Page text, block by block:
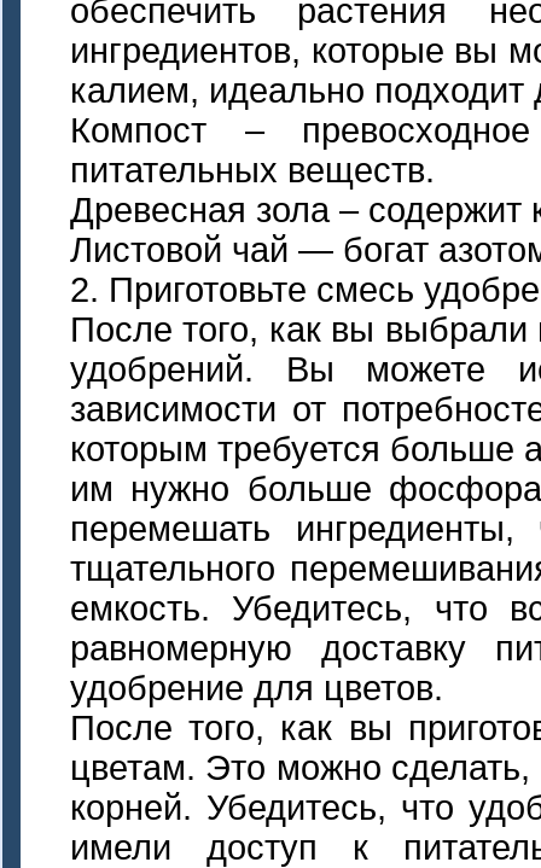
обеспечить растения
ингредиентов, которые вы
калием, идеально подходит
Компост –
питательных веществ.
Древесная зола –
Листовой чай — богат
2. Приготовьте смесь
После того, как вы
удобрений. Вы можете
зависимости от
которым требуется больше
им нужно больше
перемешать
тщательного
емкость. Убедитесь, что
равномерную доставку
удобрение для цветов.
После того, как вы
цветам. Это можно
корней. Убедитесь, что
имели доступ к